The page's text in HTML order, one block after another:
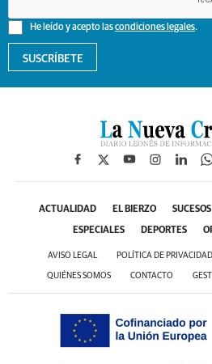
He leído y acepto lascondiciones legales.
SUSCRÍBETE
ACTUALIDAD EL BIERZO SUCESOS
ESPECIALES DEPORTES
AVISO LEGAL POLÍTICA DE PRIVACIDAD
QUIÉNES SOMOS CONTACTO